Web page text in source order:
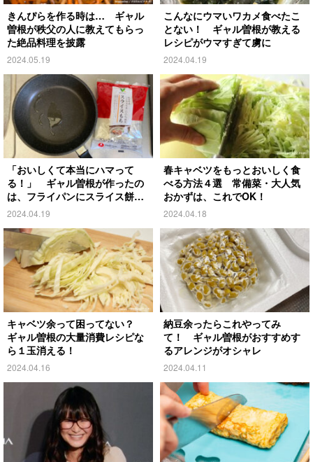
きんぴらを作る時は… ギャル
曽根が秩父の人に教えてもらっ
た絶品料理を披露
2024.05.19
こんなにウマいワカメ食べたこ
とない！ ギャル曽根が教える
レシピがウマすぎて虜に
2024.04.19
「おいしくて本当にハマって
る！」 ギャル曽根が作ったの
は、フライパンにスライス餅を
並べて…
2024.04.19
春キャベツをもっとおいしく食
べる方法４選 常備菜・大人気
おかずは、これでOK！
2024.04.18
キャベツ余って困ってない？
ギャル曽根の大量消費レシピな
ら１玉消える！
2024.04.16
納豆余ったらこれやってみ
て！ ギャル曽根がおすすめす
るアレンジがオシャレ
2024.04.11